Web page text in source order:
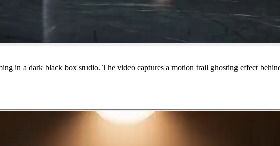
in a dark black box studio. The video captures a motion trail ghosting effect